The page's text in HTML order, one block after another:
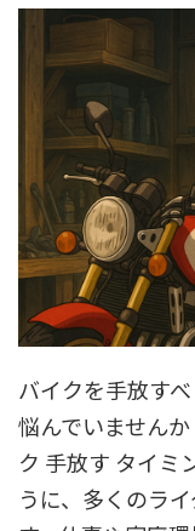
バイクを手放すべ
悩んでいません
ク 手放す タイミ
うに、多くのラ